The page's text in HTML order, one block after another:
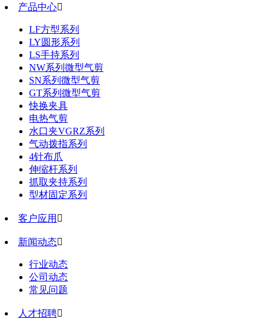
产品中心
LF方型系列
LY圆形系列
LS手持系列
NW系列微型气剪
SN系列微型气剪
GT系列微型气剪
快换夹具
电热气剪
水口夹VGRZ系列
气动拨指系列
4针布爪
伸缩杆系列
抓取夹持系列
型材固定系列
客户应用 
新闻动态
行业动态
公司动态
常见问题
人才招聘